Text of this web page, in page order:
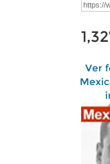
Ver